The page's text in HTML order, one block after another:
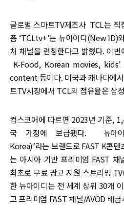
글로벌 스마트TV제조사 TCL는 직
폼 ‘TCLtv+’는 뉴아이디(New ID)
처 채널을 런칭한다고 밝혔다. 이
K-Food, Korean movies,
content 등이다. 미국과 캐나다에
트TV시장에서 TCL의 점유율은 삼
컴스코어에 따르면 2023년 기준,
국 가정에 보급됐다. 뉴아이
Korea)’라는 브랜드로 FAST K콘텐
는 아시아 기반 프리미엄 FAST
최초로 무료 광고 지원 스트리밍
한 뉴아이디는 전 세계 상위 30개
고 프리미엄 FAST 채널/AVOD 배